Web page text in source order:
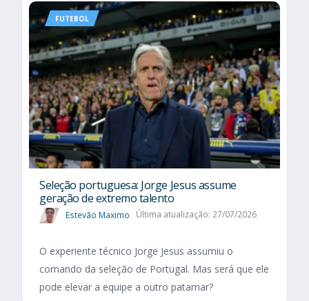
FUTEBOL
Seleção portuguesa: Jorge Jesus assume
geração de extremo talento
Estevão Maximo Última atualização: 27/07/2026
O experiente técnico Jorge Jesus assumiu o
comando da seleção de Portugal. Mas será que ele
pode elevar a equipe a outro patamar?